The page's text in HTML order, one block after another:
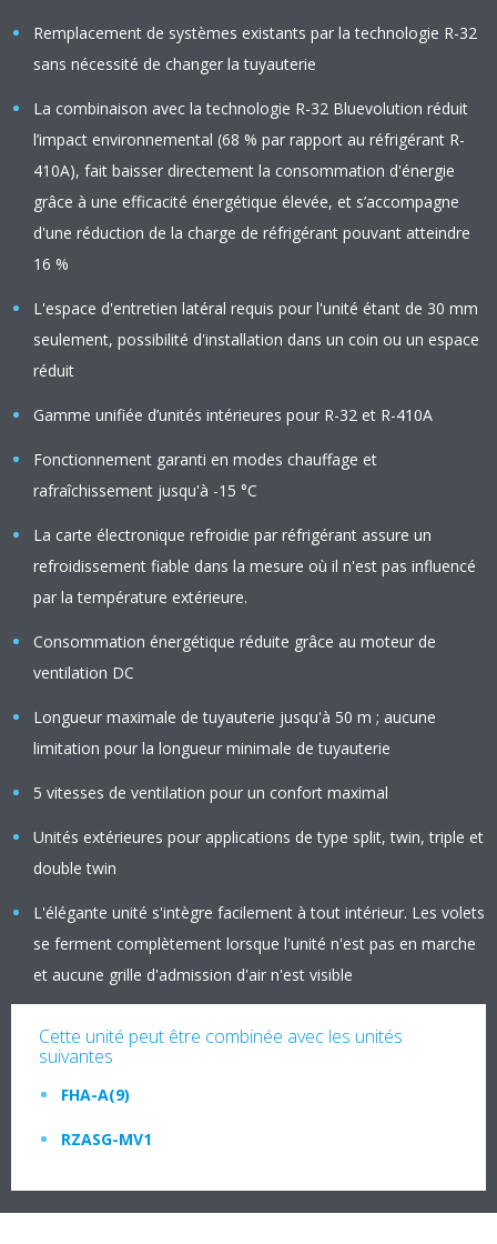
Remplacement de systèmes existants par la technologie R-32
sans nécessité de changer la tuyauterie
La combinaison avec la technologie R-32 Bluevolution réduit
l’impact environnemental (68 % par rapport au réfrigérant R-
410A), fait baisser directement la consommation d'énergie
grâce à une efficacité énergétique élevée, et s’accompagne
d'une réduction de la charge de réfrigérant pouvant atteindre
16 %
L'espace d'entretien latéral requis pour l'unité étant de 30 mm
seulement, possibilité d'installation dans un coin ou un espace
réduit
Gamme unifiée d’unités intérieures pour R-32 et R-410A
Fonctionnement garanti en modes chauffage et
rafraîchissement jusqu'à -15 °C
La carte électronique refroidie par réfrigérant assure un
refroidissement fiable dans la mesure où il n'est pas influencé
par la température extérieure.
Consommation énergétique réduite grâce au moteur de
ventilation DC
Longueur maximale de tuyauterie jusqu'à 50 m ; aucune
limitation pour la longueur minimale de tuyauterie
5 vitesses de ventilation pour un confort maximal
Unités extérieures pour applications de type split, twin, triple et
double twin
L'élégante unité s'intègre facilement à tout intérieur. Les volets
se ferment complètement lorsque l'unité n'est pas en marche
et aucune grille d'admission d'air n'est visible
Cette unité peut être combinée avec les unités
suivantes
FHA-A(9)
RZASG-MV1